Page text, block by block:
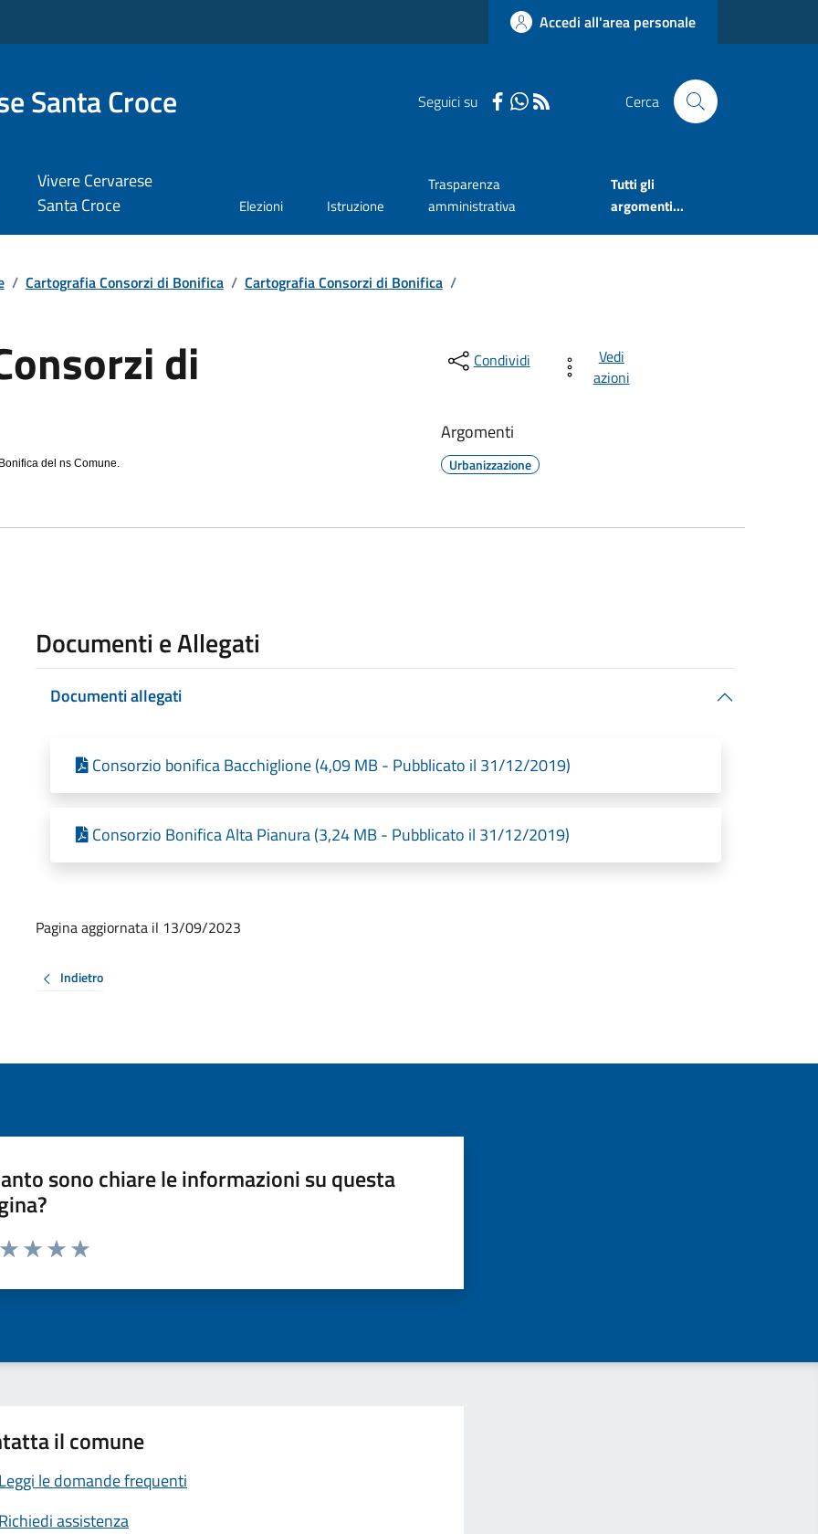
Accedi all'area personale
Santa Croce Seguici su Cerca
Vivere Cervarese
Santa Croce
Elezioni Istruzione
Trasparenza
amministrativa
Tutti gli
argomenti...
/ Cartografia Consorzi di Bonifica / Cartografia Consorzi di Bonifica /
di
del ns Comune.
Condividi
Vedi
azioni
Argomenti
Urbanizzazione
Documenti e Allegati
Documenti allegati
Consorzio bonifica Bacchiglione (4,09 MB - Pubblicato il 31/12/2019)
Consorzio Bonifica Alta Pianura (3,24 MB - Pubblicato il 31/12/2019)
Pagina aggiornata il 13/09/2023
Indietro
sono chiare le informazioni su questa
da 1 a 5 stelle la pagina
il comune
Leggi le domande frequenti
Richiedi assistenza